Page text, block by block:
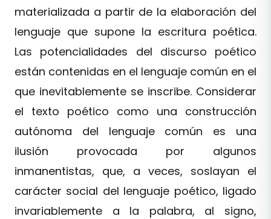
materializada a partir de la elaboración del
lenguaje que supone la escritura poética.
Las potencialidades del discurso poético
están contenidas en el lenguaje común en el
que inevitablemente se inscribe. Considerar
el texto poético como una construcción
autónoma del lenguaje común es una
ilusión provocada por algunos
inmanentistas, que, a veces, soslayan el
carácter social del lenguaje poético, ligado
invariablemente a la palabra, al signo,